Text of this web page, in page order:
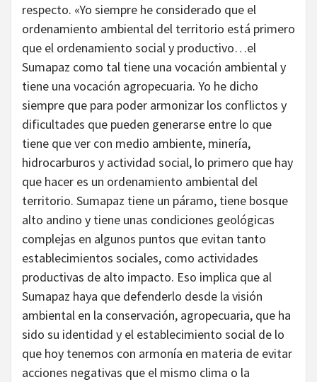
respecto. «Yo siempre he considerado que el
ordenamiento ambiental del territorio está primero
que el ordenamiento social y productivo…el
Sumapaz como tal tiene una vocación ambiental y
tiene una vocación agropecuaria. Yo he dicho
siempre que para poder armonizar los conflictos y
dificultades que pueden generarse entre lo que
tiene que ver con medio ambiente, minería,
hidrocarburos y actividad social, lo primero que hay
que hacer es un ordenamiento ambiental del
territorio. Sumapaz tiene un páramo, tiene bosque
alto andino y tiene unas condiciones geológicas
complejas en algunos puntos que evitan tanto
establecimientos sociales, como actividades
productivas de alto impacto. Eso implica que al
Sumapaz haya que defenderlo desde la visión
ambiental en la conservación, agropecuaria, que ha
sido su identidad y el establecimiento social de lo
que hoy tenemos con armonía en materia de evitar
acciones negativas que el mismo clima o la